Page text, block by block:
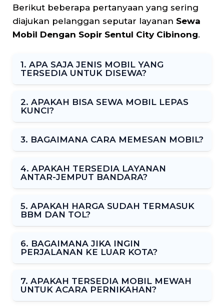
Berikut beberapa pertanyaan yang sering
diajukan pelanggan seputar layanan Sewa
Mobil Dengan Sopir Sentul City Cibinong.
1. APA SAJA JENIS MOBIL YANG
TERSEDIA UNTUK DISEWA?
2. APAKAH BISA SEWA MOBIL LEPAS
KUNCI?
3. BAGAIMANA CARA MEMESAN MOBIL?
4. APAKAH TERSEDIA LAYANAN
ANTAR-JEMPUT BANDARA?
5. APAKAH HARGA SUDAH TERMASUK
BBM DAN TOL?
6. BAGAIMANA JIKA INGIN
PERJALANAN KE LUAR KOTA?
7. APAKAH TERSEDIA MOBIL MEWAH
UNTUK ACARA PERNIKAHAN?